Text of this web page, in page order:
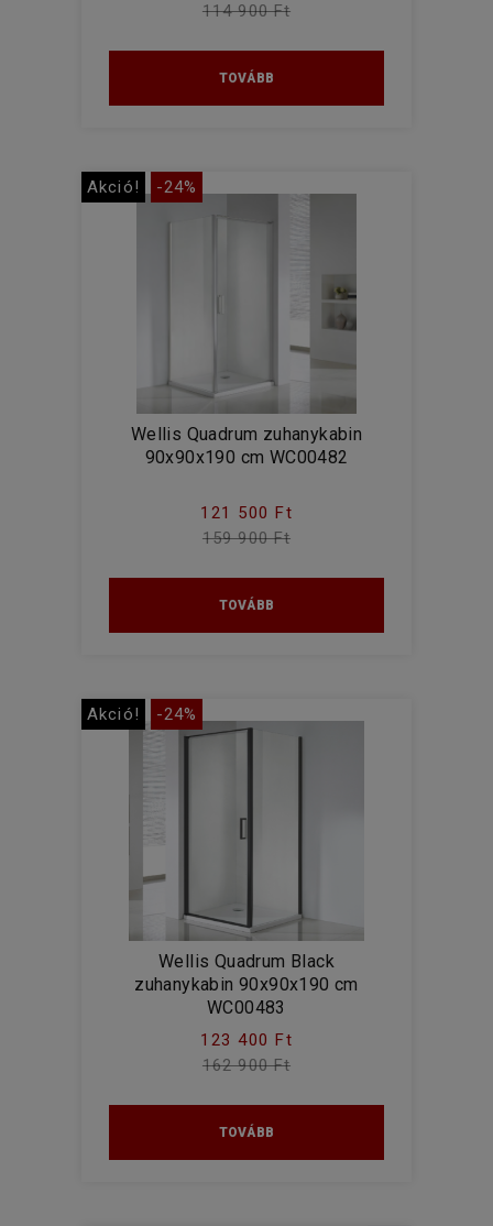
114 900 Ft
TOVÁBB
Akció! -24%
Wellis Quadrum zuhanykabin
90x90x190 cm WC00482
121 500 Ft
159 900 Ft
TOVÁBB
Akció! -24%
Wellis Quadrum Black
zuhanykabin 90x90x190 cm
WC00483
123 400 Ft
162 900 Ft
TOVÁBB